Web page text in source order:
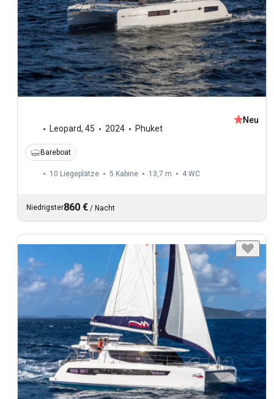
Leopard, 45 2024 Phuket
Neu
Bareboat
10 Liegeplätze 5 Kabine 13,7 m 4 WC
Niedrigster860 € / Nacht